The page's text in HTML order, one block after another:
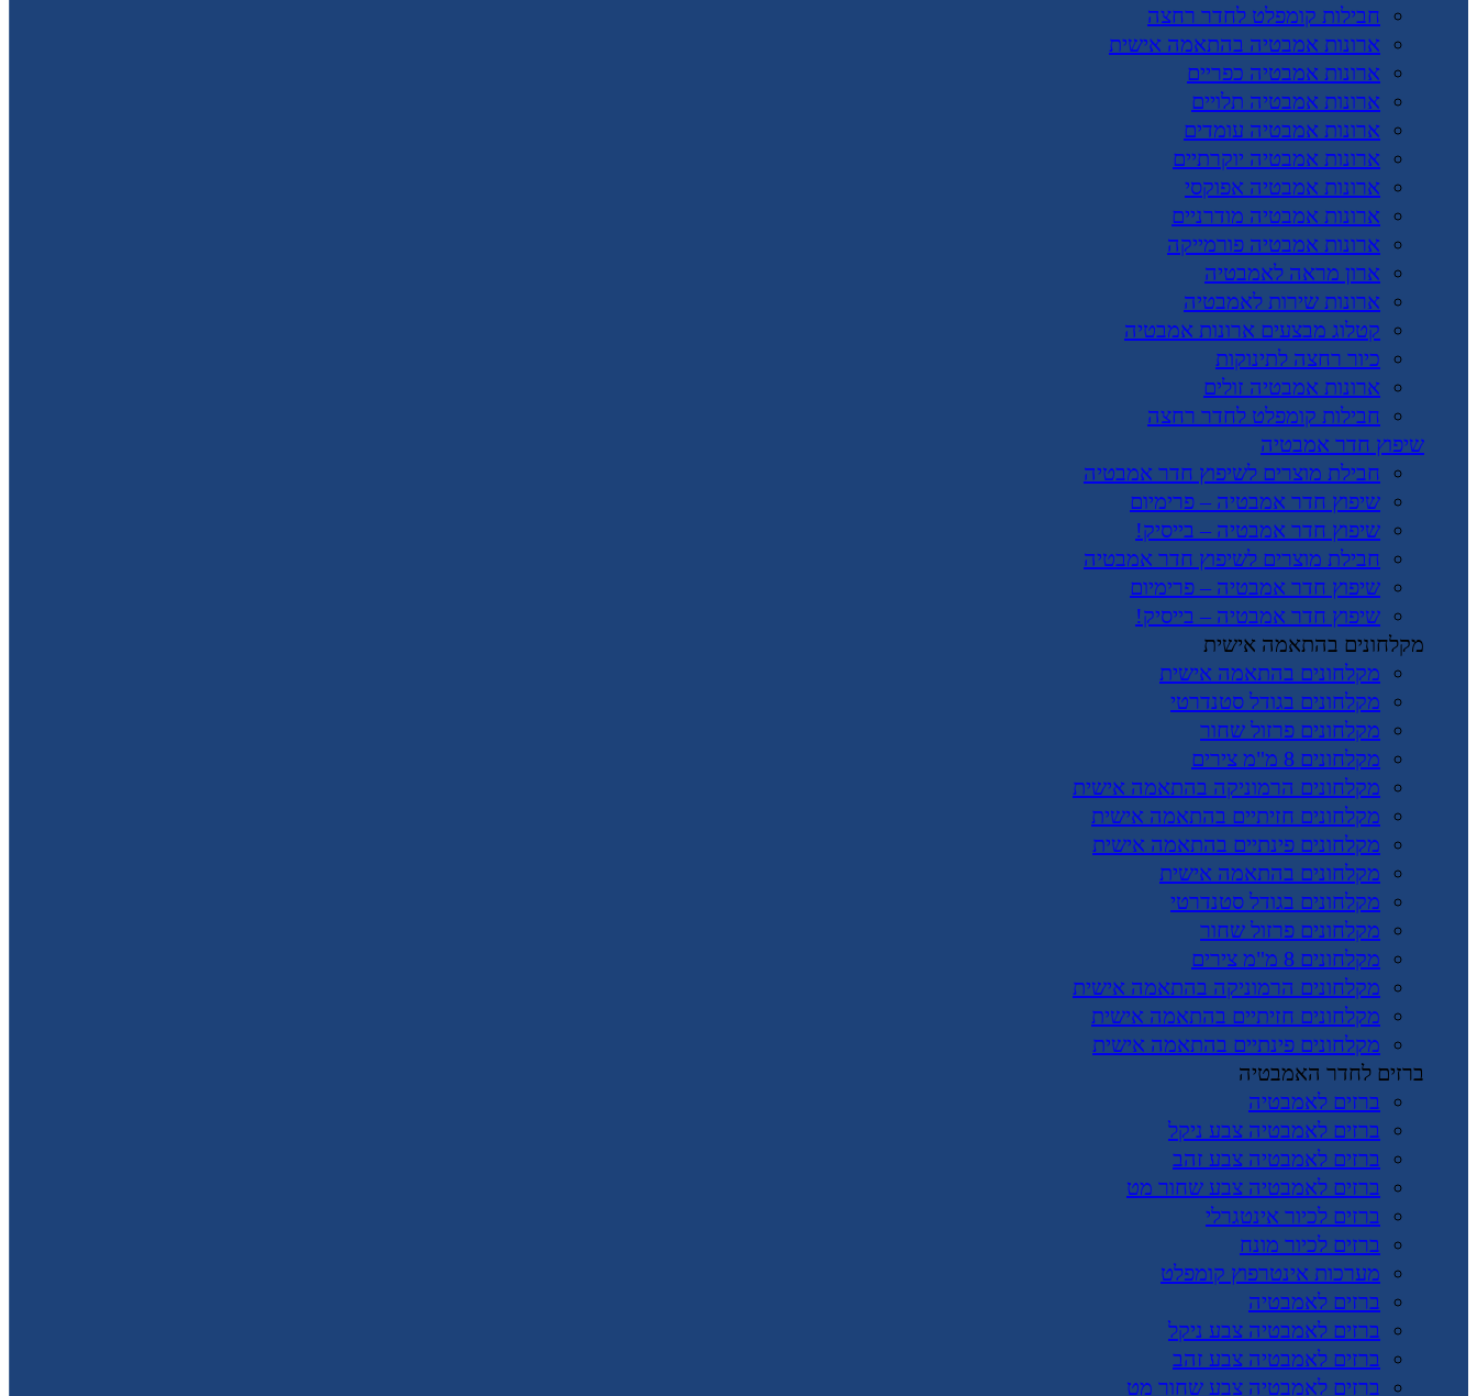
חבילות קומפלט לחדר רחצה
ארונות אמבטיה בהתאמה אישית
ארונות אמבטיה כפריים
ארונות אמבטיה תלויים
ארונות אמבטיה עומדים
ארונות אמבטיה יוקרתיים
ארונות אמבטיה אפוקסי
ארונות אמבטיה מודרניים
ארונות אמבטיה פורמייקה
ארון מראה לאמבטיה
ארונות שירות לאמבטיה
קטלוג מבצעים ארונות אמבטיה
כיור רחצה לתינוקות
ארונות אמבטיה זולים
חבילות קומפלט לחדר רחצה
שיפוץ חדר אמבטיה
חבילת מוצרים לשיפוץ חדר אמבטיה
שיפוץ חדר אמבטיה – פרימיום
שיפוץ חדר אמבטיה – בייסיק!
חבילת מוצרים לשיפוץ חדר אמבטיה
שיפוץ חדר אמבטיה – פרימיום
שיפוץ חדר אמבטיה – בייסיק!
מקלחונים בהתאמה אישית
מקלחונים בהתאמה אישית
מקלחונים בגודל סטנדרטי
מקלחונים פרזול שחור
מקלחונים 8 מ"מ צירים
מקלחונים הרמוניקה בהתאמה אישית
מקלחונים חזיתיים בהתאמה אישית
מקלחונים פינתיים בהתאמה אישית
מקלחונים בהתאמה אישית
מקלחונים בגודל סטנדרטי
מקלחונים פרזול שחור
מקלחונים 8 מ"מ צירים
מקלחונים הרמוניקה בהתאמה אישית
מקלחונים חזיתיים בהתאמה אישית
מקלחונים פינתיים בהתאמה אישית
ברזים לחדר האמבטיה
ברזים לאמבטיה
ברזים לאמבטיה צבע ניקל
ברזים לאמבטיה צבע זהב
ברזים לאמבטיה צבע שחור מט
ברזים לכיור אינטגרלי
ברזים לכיור מונח
מערכות אינטרפוץ קומפלט
ברזים לאמבטיה
ברזים לאמבטיה צבע ניקל
ברזים לאמבטיה צבע זהב
ברזים לאמבטיה צבע שחור מט